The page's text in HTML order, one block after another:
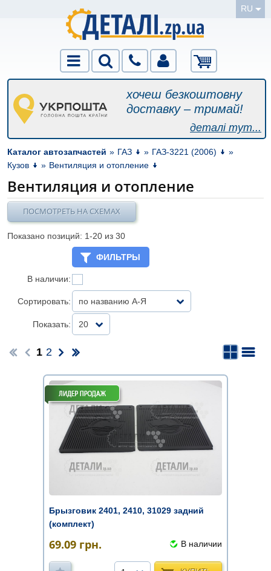
RU
хочеш безкоштовну
доставку – тримай!
деталі тут...
Каталог автозапчастей » ГАЗ » ГАЗ-3221 (2006)
»
Кузов
» Вентиляция и отопление
Вентиляция и отопление
ПОСМОТРЕТЬ НА СХЕМАХ
Показано позиций: 1-20 из 30
ФИЛЬТРЫ
В наличии:
Сортировать: по названию А-Я
Показать: 20
1 2
Брызговик 2401, 2410, 31029 задний
(комплект)
69.09 грн. В наличии